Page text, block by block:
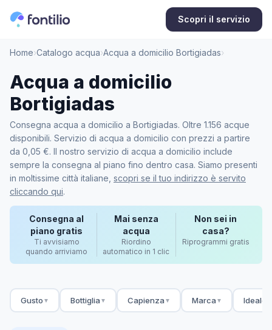
Scopri il servizio
Home›Catalogo acqua›Acqua a domicilio Bortigiadas›
Acqua a domicilio
Bortigiadas
Consegna acqua a domicilio a Bortigiadas. Oltre 1.156 acque
disponibili. Servizio di acqua a domicilio con prezzi a partire
da 0,05 €. Il nostro servizio di acqua a domicilio include
sempre la consegna al piano fino dentro casa. Siamo presenti
in moltissime città italiane, scopri se il tuo indirizzo è servito
cliccando qui.
Consegna al
piano gratis
Ti avvisiamo
quando arriviamo
Mai senza
acqua
Riordino
automatico in 1 clic
Non sei in
casa?
Riprogrammi gratis
Gusto ▼ Bottiglia ▼ Capienza ▼ Marca ▼ Ideale